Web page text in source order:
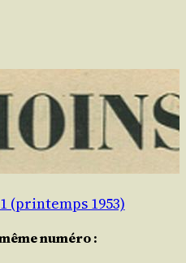
(printemps 1953)
numéro :